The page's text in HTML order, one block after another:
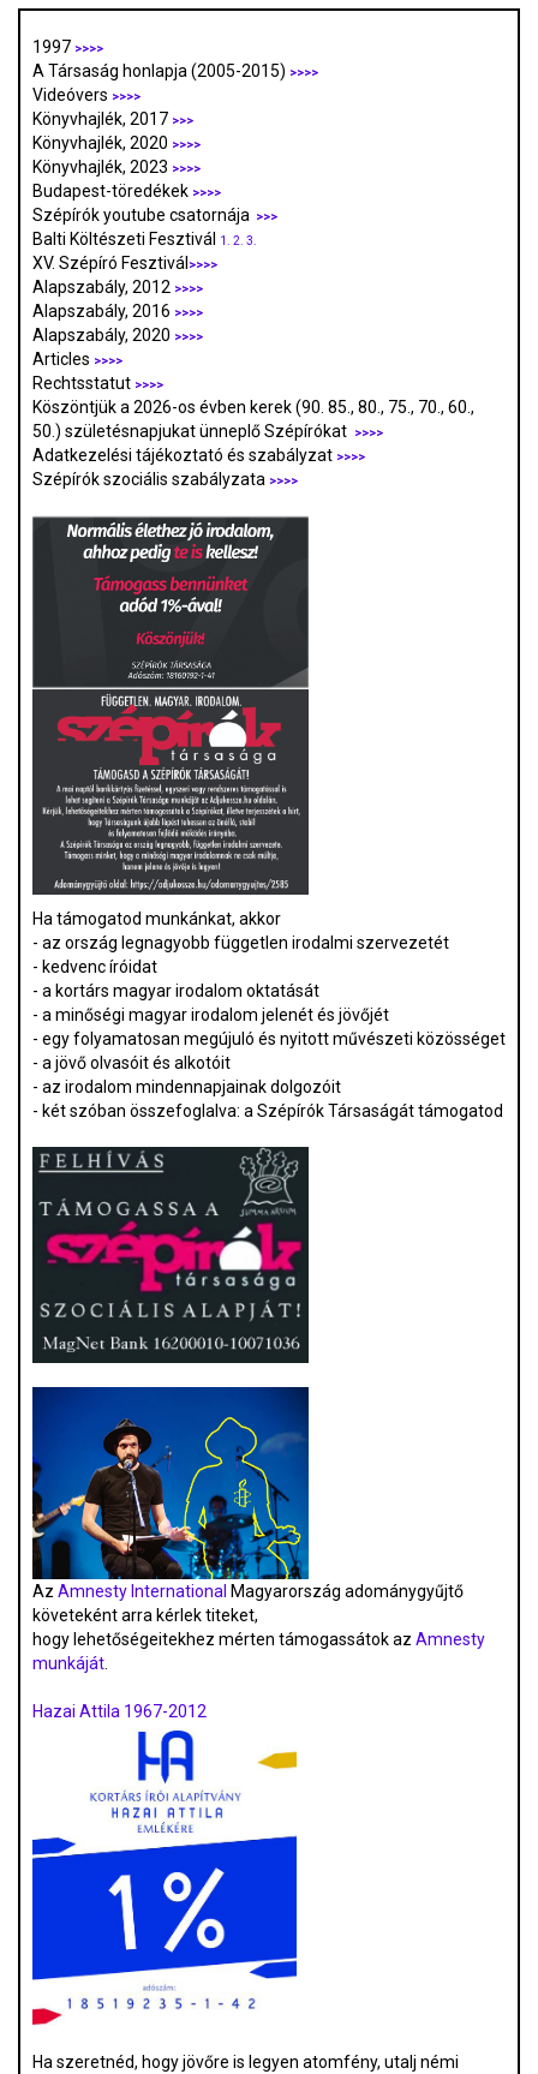
1997 >>>>
A Társaság honlapja (2005-2015) >>>>
Videóvers >>>>
Könyvhajlék, 2017 >>>
Könyvhajlék, 2020 >>>>
Könyvhajlék, 2023 >>>>
Budapest-töredékek >>>>
Szépírók youtube csatornája >>>
Balti Költészeti Fesztivál 1. 2. 3.
XV. Szépíró Fesztivál >>>>
Alapszabály, 2012 >>>>
Alapszabály, 2016 >>>>
Alapszabály, 2020 >>>>
Articles >>>>
Rechtsstatut >>>>
Köszöntjük a 2026-os évben kerek (90. 85., 80., 75., 70., 60.,
50.) születésnapjukat ünneplő Szépírókat
>>>>
Adatkezelési tájékoztató és szabályzat >>>>
Szépírók szociális szabályzata >>>>
Ha támogatod munkánkat, akkor
- az ország legnagyobb független irodalmi szervezetét
- kedvenc íróidat
- a kortárs magyar irodalom oktatását
- a minőségi magyar irodalom jelenét és jövőjét
- egy folyamatosan megújuló és nyitott művészeti közösséget
- a jövő olvasóit és alkotóit
- az irodalom mindennapjainak dolgozóit
- két szóban összefoglalva: a Szépírók Társaságát támogatod
Az Amnesty International Magyarország adománygyűjtő
követeként arra kérlek titeket,
hogy lehetőségeitekhez mérten támogassátok az Amnesty
munkáját.
Hazai Attila 1967-2012
Ha szeretnéd, hogy jövőre is legyen atomfény, utalj némi